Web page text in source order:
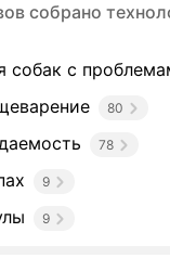
собрано
собак с
80
78
9
9